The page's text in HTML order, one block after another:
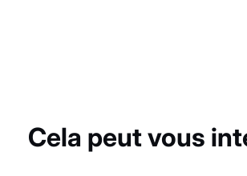
Cela peut vous